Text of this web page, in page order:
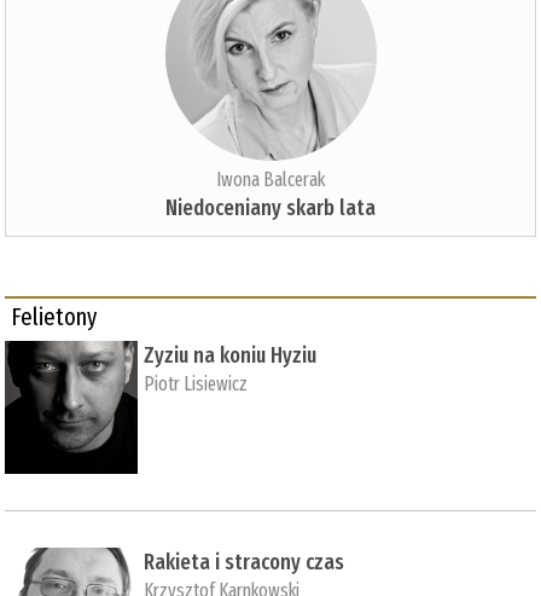
Iwona Balcerak
Niedoceniany skarb lata
Felietony
Zyziu na koniu Hyziu
Piotr Lisiewicz
Rakieta i stracony czas
Krzysztof Karnkowski